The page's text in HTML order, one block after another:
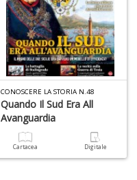
CONOSCERE LA STORIA N.48
Quando Il Sud Era All
Avanguardia
Cartacea Digitale